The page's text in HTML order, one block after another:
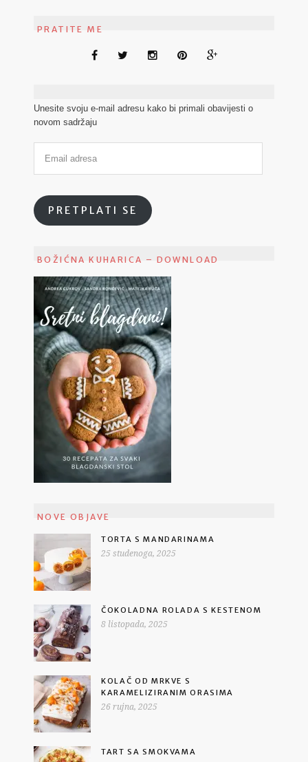
PRATITE ME
Unesite svoju e-mail adresu kako bi primali obavijesti o
novom sadržaju
PRETPLATI SE
BOŽIĆNA KUHARICA – DOWNLOAD
NOVE OBJAVE
TORTA S MANDARINAMA
25 studenoga, 2025
ČOKOLADNA ROLADA S KESTENOM
8 listopada, 2025
KOLAČ OD MRKVE S
KARAMELIZIRANIM ORASIMA
26 rujna, 2025
TART SA SMOKVAMA